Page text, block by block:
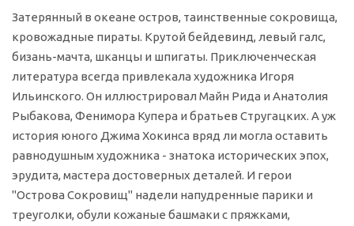
Затерянный в океане остров, таинственные сокровища,
кровожадные пираты. Крутой бейдевинд, левый галс,
бизань-мачта, шканцы и шпигаты. Приключенческая
литература всегда привлекала художника Игоря
Ильинского. Он иллюстрировал Майн Рида и Анатолия
Рыбакова, Фенимора Купера и братьев Стругацких. А уж
история юного Джима Хокинса вряд ли могла оставить
равнодушным художника - знатока исторических эпох,
эрудита, мастера достоверных деталей. И герои
"Острова Сокровищ" надели напудренные парики и
треуголки, обули кожаные башмаки с пряжками,